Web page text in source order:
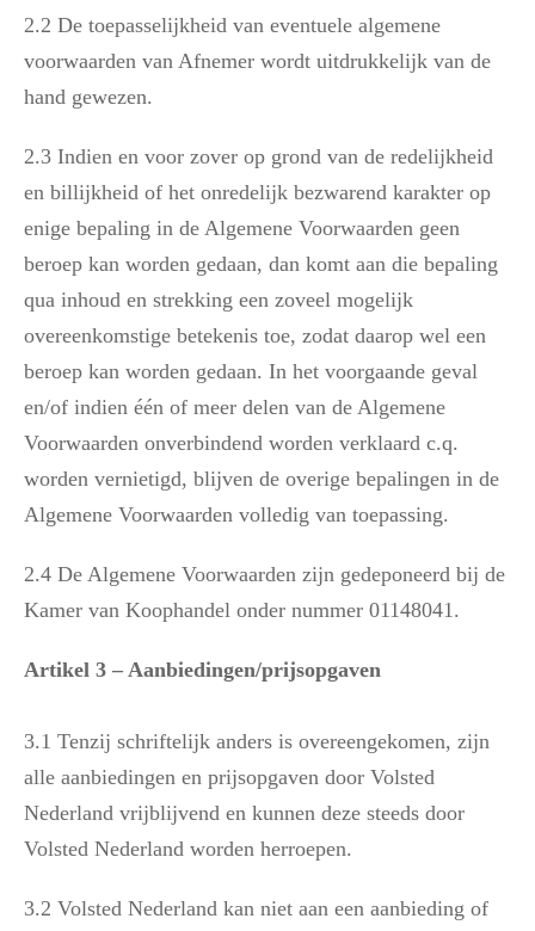
2.2 De toepasselijkheid van eventuele algemene
voorwaarden van Afnemer wordt uitdrukkelijk van de
hand gewezen.
2.3 Indien en voor zover op grond van de redelijkheid
en billijkheid of het onredelijk bezwarend karakter op
enige bepaling in de Algemene Voorwaarden geen
beroep kan worden gedaan, dan komt aan die bepaling
qua inhoud en strekking een zoveel mogelijk
overeenkomstige betekenis toe, zodat daarop wel een
beroep kan worden gedaan. In het voorgaande geval
en/of indien één of meer delen van de Algemene
Voorwaarden onverbindend worden verklaard c.q.
worden vernietigd, blijven de overige bepalingen in de
Algemene Voorwaarden volledig van toepassing.
2.4 De Algemene Voorwaarden zijn gedeponeerd bij de
Kamer van Koophandel onder nummer 01148041.
Artikel 3 – Aanbiedingen/prijsopgaven
3.1 Tenzij schriftelijk anders is overeengekomen, zijn
alle aanbiedingen en prijsopgaven door Volsted
Nederland vrijblijvend en kunnen deze steeds door
Volsted Nederland worden herroepen.
3.2 Volsted Nederland kan niet aan een aanbieding of